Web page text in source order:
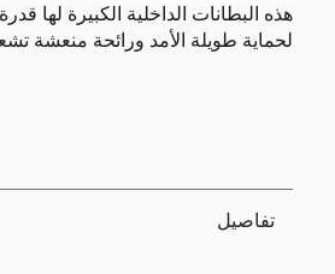
هذه البطانات الداخلية الكبيرة لها
لحماية طويلة الأمد ورائحة منعشة
تفاصيل